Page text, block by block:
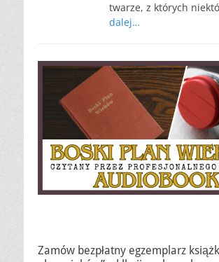
twarze, z których
dalej…
Zamów bezpłatny egzemplarz